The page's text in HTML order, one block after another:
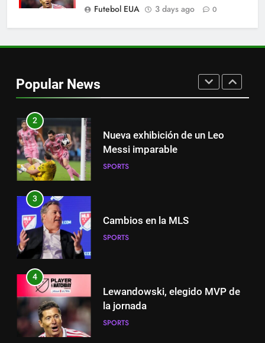
Futebol EUA
3 days ago 0
Popular News
SPORTS
el partido de Lewandowski
2
Nueva exhibición de un Leo
Messi imparable
SPORTS
3
Cambios en la MLS
SPORTS
4
Lewandowski, elegido MVP de
la jornada
SPORTS